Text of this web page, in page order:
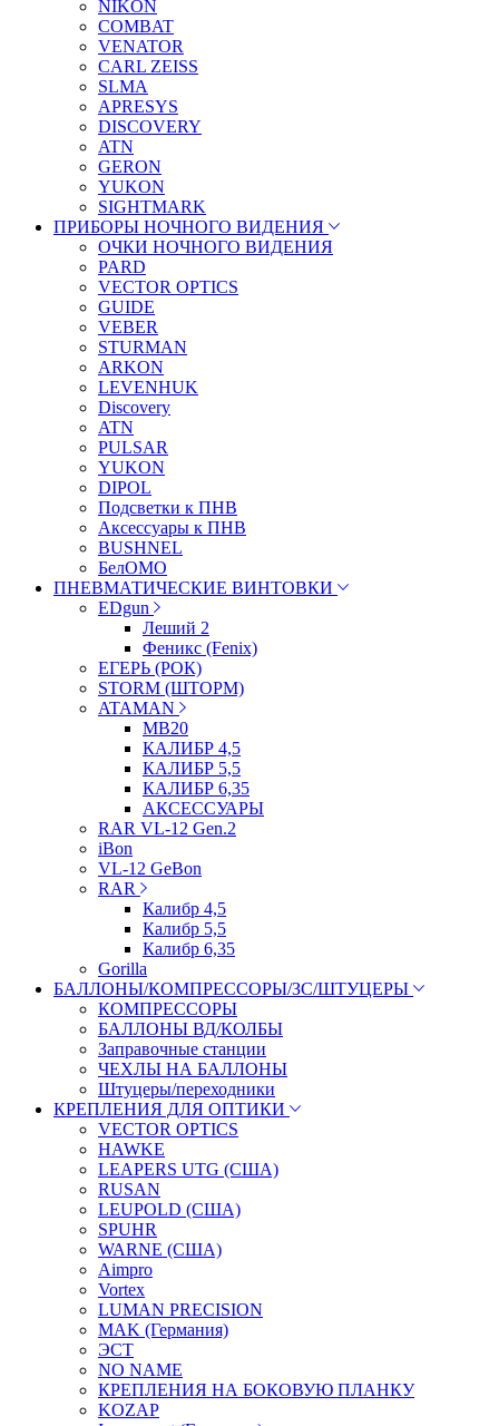
NIKON
COMBAT
VENATOR
CARL ZEISS
SLMA
APRESYS
DISCOVERY
ATN
GERON
YUKON
SIGHTMARK
ПРИБОРЫ НОЧНОГО ВИДЕНИЯ
ОЧКИ НОЧНОГО ВИДЕНИЯ
PARD
VECTOR OPTICS
GUIDE
VEBER
STURMAN
ARKON
LEVENHUK
Discovery
ATN
PULSAR
YUKON
DIPOL
Подсветки к ПНВ
Аксессуары к ПНВ
BUSHNEL
БелОМО
ПНЕВМАТИЧЕСКИЕ ВИНТОВКИ
EDgun
Леший 2
Феникс (Fenix)
ЕГЕРЬ (РОК)
STORM (ШТОРМ)
ATAMAN
МВ20
КАЛИБР 4,5
КАЛИБР 5,5
КАЛИБР 6,35
АКСЕССУАРЫ
RAR VL-12 Gen.2
iBon
VL-12 GeBon
RAR
Калибр 4,5
Калибр 5,5
Калибр 6,35
Gorilla
БАЛЛОНЫ/КОМПРЕССОРЫ/ЗС/ШТУЦЕРЫ
КОМПРЕССОРЫ
БАЛЛОНЫ ВД/КОЛБЫ
Заправочные станции
ЧЕХЛЫ НА БАЛЛОНЫ
Штуцеры/переходники
КРЕПЛЕНИЯ ДЛЯ ОПТИКИ
VECTOR OPTICS
HAWKE
LEAPERS UTG (США)
RUSAN
LEUPOLD (США)
SPUHR
WARNE (США)
Aimpro
Vortex
LUMAN PRECISION
MAK (Германия)
ЭСТ
NO NAME
КРЕПЛЕНИЯ НА БОКОВУЮ ПЛАНКУ
KOZAP